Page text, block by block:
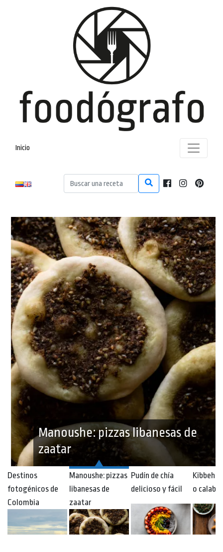
Inicio
Manoushe: pizzas libanesas de
zaatar
Destinos
fotogénicos de
Colombia
Manoushe: pizzas
libanesas de
zaatar
Pudín de chía
delicioso y fácil
Kibbeh
o